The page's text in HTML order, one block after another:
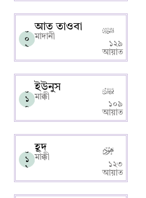
০
০
৯
আত তাওবা
মাদানী
১২৯
আয়াত
০
১
০
ইউনুস
মাক্কী
১০৯
আয়াত
০
১
১
হূদ
মাক্কী
১২৩
আয়াত